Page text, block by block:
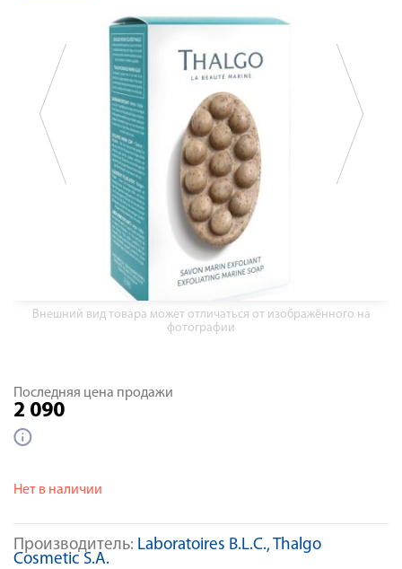
Внешний вид товара может отличаться от изображённого на
фотографии
Производитель: Laboratoires B.L.C., Thalgo
Cosmetic S.A.
Последняя цена продажи
2 090
Нет в наличии